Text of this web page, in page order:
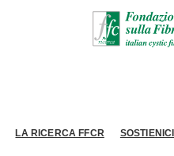
LA RICERCA FFCR SOSTIENICI